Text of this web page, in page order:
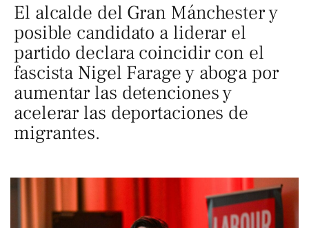
El alcalde del Gran Mánchester y
posible candidato a liderar el
partido declara coincidir con el
fascista Nigel Farage y aboga por
aumentar las detenciones y
acelerar las deportaciones de
migrantes.